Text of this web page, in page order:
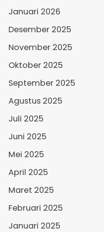
Januari 2026
Desember 2025
November 2025
Oktober 2025
September 2025
Agustus 2025
Juli 2025
Juni 2025
Mei 2025
April 2025
Maret 2025
Februari 2025
Januari 2025